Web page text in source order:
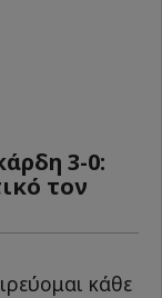
3-0:
τον